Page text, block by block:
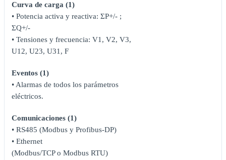
Curva de carga (1)
• Potencia activa y reactiva: ΣP+/- ;
ΣQ+/-
• Tensiones y frecuencia: V1, V2, V3,
U12, U23, U31, F
Eventos (1)
• Alarmas de todos los parámetros
eléctricos.
Comunicaciones (1)
• RS485 (Modbus y Profibus-DP)
• Ethernet
(Modbus/TCP o Modbus RTU)